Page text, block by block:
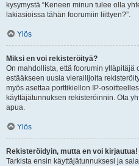
kysymystä “Keneen minun tulee olla
lakiasioissa tähän foorumiin liittyen?”.
Ylös
Miksi en voi rekisteröityä?
On mahdollista, että foorumin ylläpitäjä
estääkseen uusia vierailijoita
myös asettaa porttikiellon IP-
käyttäjätunnuksen rekisteröinnin. Ota
apua.
Ylös
Rekisteröidyin, mutta en voi kirjautua!
Tarkista ensin käyttäjätunnuksesi ja